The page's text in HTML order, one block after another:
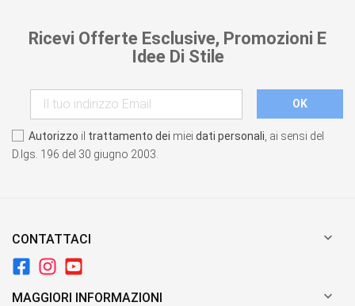
Ricevi Offerte Esclusive, Promozioni E
Idee Di Stile
Autorizzo il trattamento dei miei dati personali , ai sensi del
D.lgs. 196 del 30 giugno 2003.
CONTATTACI 
MAGGIORI INFORMAZIONI 